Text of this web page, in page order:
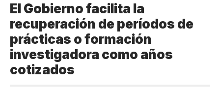
El Gobierno facilita la
recuperación de períodos de
prácticas o formación
investigadora como años
cotizados